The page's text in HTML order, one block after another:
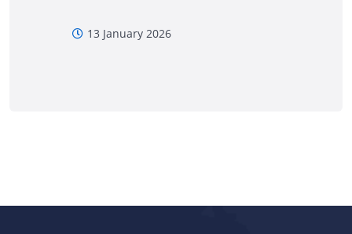
13 January 2026